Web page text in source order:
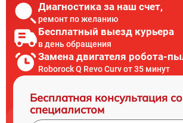
Диагностика за наш счет,
ремонт по желанию
Бесплатный выезд курьера
в день обращения
Замена двигателя робота-
Roborock Q Revo Curv от 35 минут
Бесплатная консультация со
специалистом